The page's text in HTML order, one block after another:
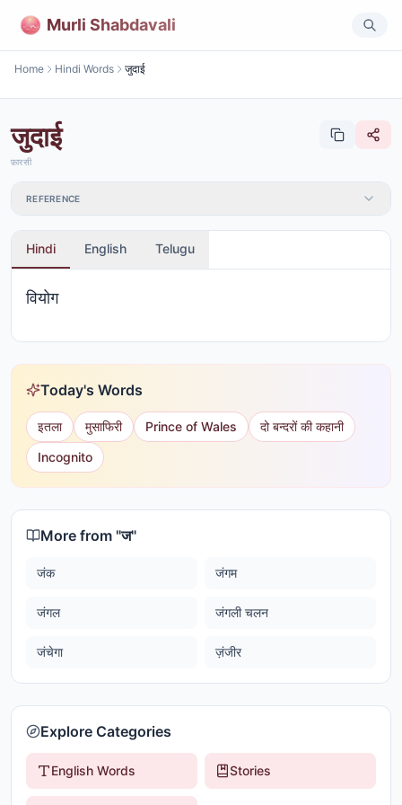
Murli Shabdavali
Home Hindi Words जुदाई
जुदाई
फ़ारसी
REFERENCE
Hindi English Telugu
वियोग
Today's Words
इतला मुसाफिरी Prince of Wales
दो बन्दरों की कहानी
Incognito
More from "ज"
जंक जंगम
जंगल जंगली चलन
जंचेगा ज़ंजीर
Explore Categories
English Words Stories